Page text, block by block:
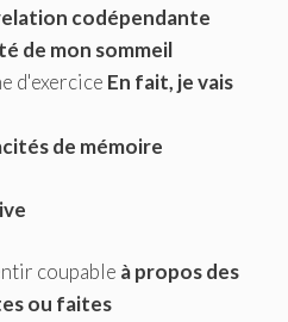
codépendante
de mon sommeil
d'exercice En fait, je vais
de mémoire
coupable à propos des
ou faites